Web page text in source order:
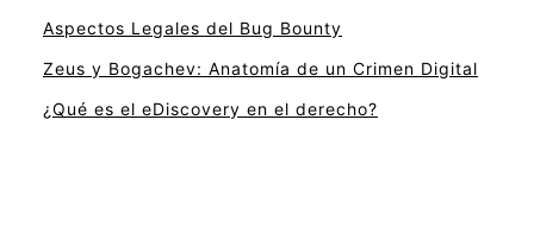
Aspectos Legales del Bug Bounty
Zeus y Bogachev: Anatomía de un Crimen Digital
¿Qué es el eDiscovery en el derecho?